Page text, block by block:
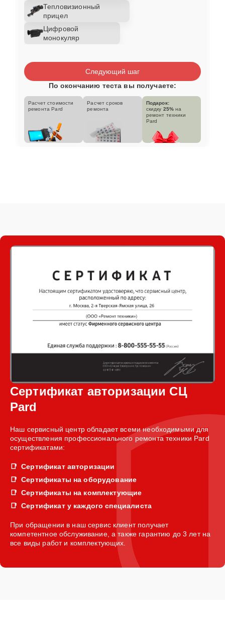
Тепловизионный
прицел
Цифровой
монокуляр
Следующий шаг
По окончанию теста вы получаете:
Расчет стоимости
ремонта Pard
Расчет сроков
ремонта
Подарок:
скидку 25% на
ремонт техники
Pard
Сертификат авторизации СЦ
Pard
Наш сервисный центр обладает всеми необходимыми для
осуществления профессионального ремонта техники Pard
сертификатами:
Сертификат авторизации
Сертификаты на оборудование
Сертификаты на комплектующие
Сертификат у каждого специалиста
При обращении в наш сервис клиент получает
компетентное обслуживание, а также гарантию до 3 лет на
все виды работ и комплектующих.